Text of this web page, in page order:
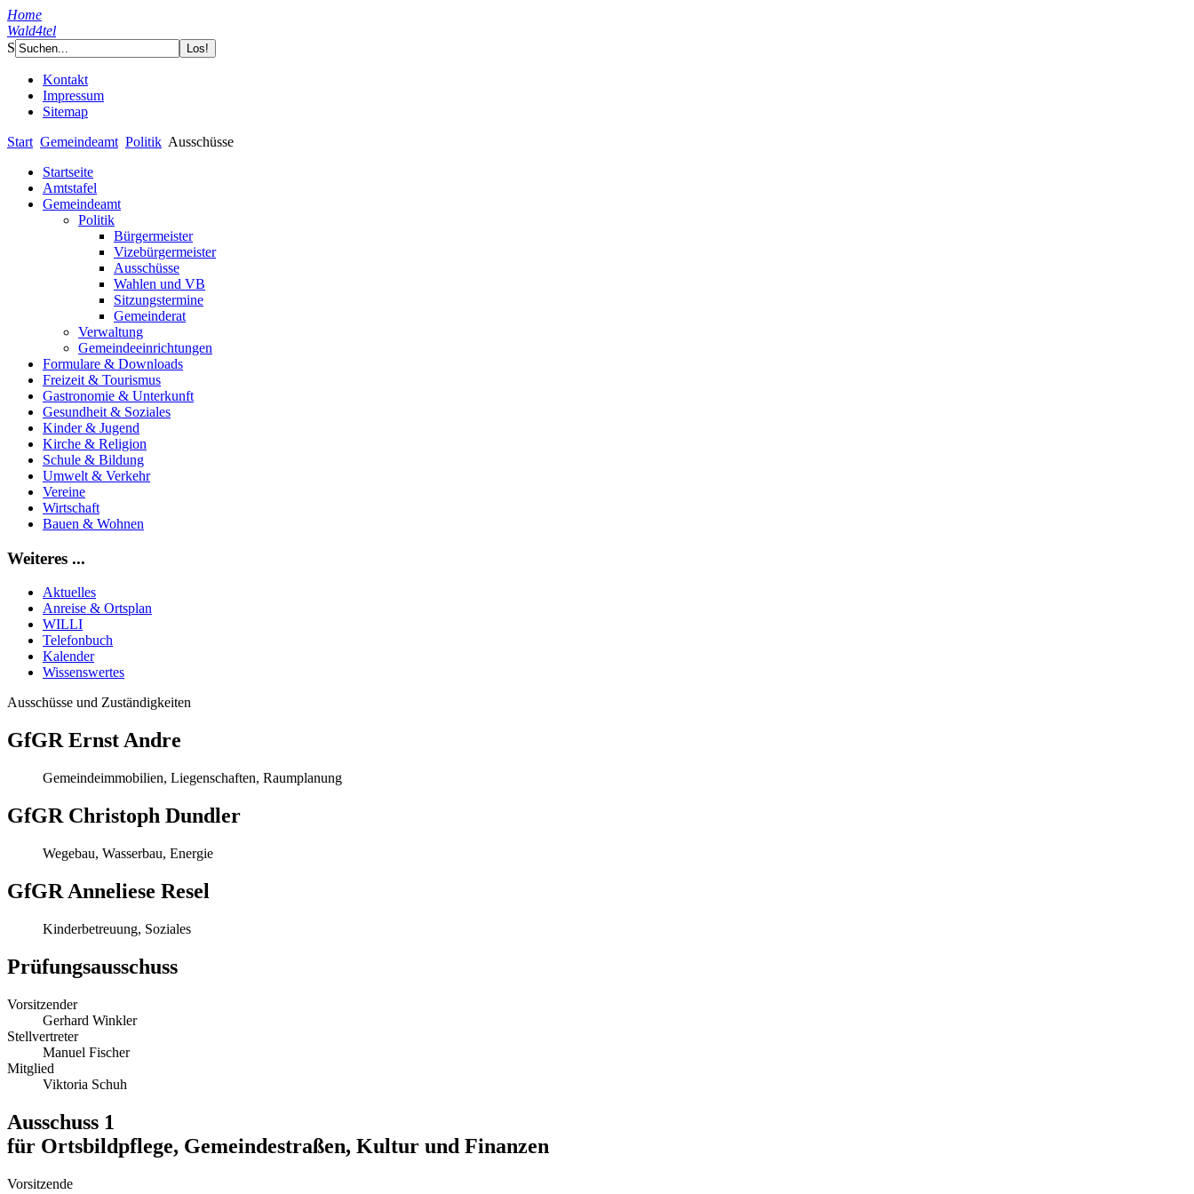
Home
Wald4tel
S
Kontakt
Impressum
Sitemap
Start Gemeindeamt Politik Ausschüsse
Startseite
Amtstafel
Gemeindeamt
Politik
Bürgermeister
Vizebürgermeister
Ausschüsse
Wahlen und VB
Sitzungstermine
Gemeinderat
Verwaltung
Gemeindeeinrichtungen
Formulare & Downloads
Freizeit & Tourismus
Gastronomie & Unterkunft
Gesundheit & Soziales
Kinder & Jugend
Kirche & Religion
Schule & Bildung
Umwelt & Verkehr
Vereine
Wirtschaft
Bauen & Wohnen
Weiteres ...
Aktuelles
Anreise & Ortsplan
WILLI
Telefonbuch
Kalender
Wissenswertes
Ausschüsse und Zuständigkeiten
GfGR Ernst Andre
Gemeindeimmobilien, Liegenschaften, Raumplanung
GfGR Christoph Dundler
Wegebau, Wasserbau, Energie
GfGR Anneliese Resel
Kinderbetreuung, Soziales
Prüfungsausschuss
Vorsitzender
Gerhard Winkler
Stellvertreter
Manuel Fischer
Mitglied
Viktoria Schuh
Ausschuss 1
für Ortsbildpflege, Gemeindestraßen, Kultur und Finanzen
Vorsitzende